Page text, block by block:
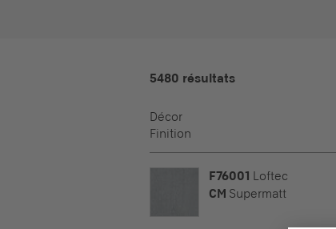
5480 résultats
Décor
Finition
F76001 Loftec
CM Supermatt